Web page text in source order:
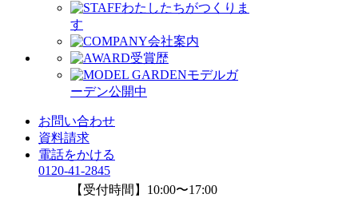
わたしたちがつくりま
す
会社案内
受賞歴
モデルガ
ーデン公開中
お問い合わせ
資料請求
電話をかける
0120-41-2845
【受付時間】10:00〜17:00